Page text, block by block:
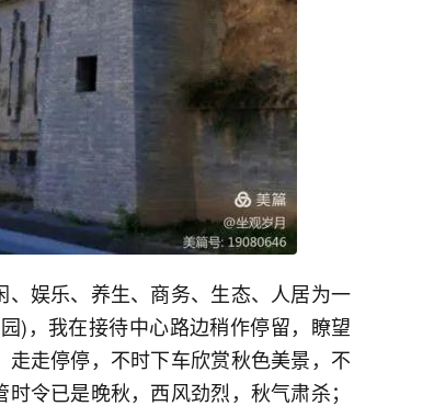
娱乐、养生、商务、生态、人居为一
)，我在接待中心路边稍作停留，瞭望
走停停，不时下车欣赏秋色美景，不
令已是晚秋，西风劲烈，秋气肃杀；